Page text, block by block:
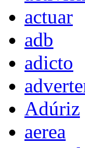
actuar
adb
adicto
Adúriz
aerea